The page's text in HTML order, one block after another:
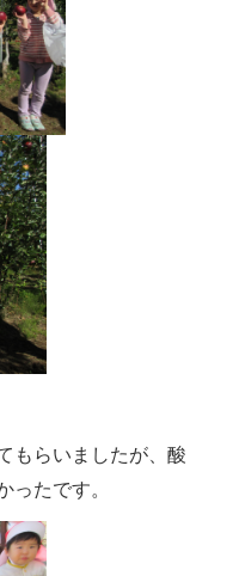
もらいましたが、酸
ったです。